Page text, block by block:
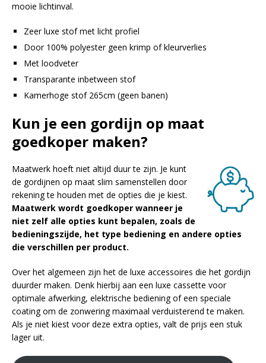
mooie lichtinval.
Zeer luxe stof met licht profiel
Door 100% polyester geen krimp of kleurverlies
Met loodveter
Transparante inbetween stof
Kamerhoge stof 265cm (geen banen)
Kun je een gordijn op maat
goedkoper maken?
Maatwerk hoeft niet altijd duur te zijn. Je kunt
de gordijnen op maat slim samenstellen door
rekening te houden met de opties die je kiest.
Maatwerk wordt goedkoper wanneer je
niet zelf alle opties kunt bepalen, zoals de
bedieningszijde, het type bediening en andere opties
die verschillen per product.
Over het algemeen zijn het de luxe accessoires die het gordijn
duurder maken. Denk hierbij aan een luxe cassette voor
optimale afwerking, elektrische bediening of een speciale
coating om de zonwering maximaal verduisterend te maken.
Als je niet kiest voor deze extra opties, valt de prijs een stuk
lager uit.